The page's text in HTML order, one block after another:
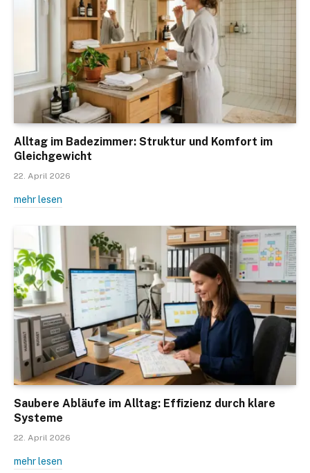
Alltag im Badezimmer: Struktur und Komfort im
Gleichgewicht
22. April 2026
mehr lesen
Saubere Abläufe im Alltag: Effizienz durch klare
Systeme
22. April 2026
mehr lesen